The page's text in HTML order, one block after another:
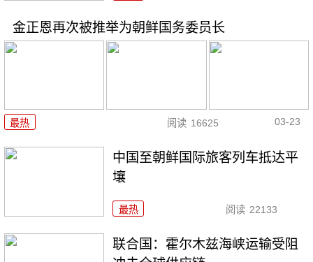
金正恩再次被推举为朝鲜国务委员长
最热 阅读 16625 03-23
中国至朝鲜国际旅客列车抵达平
壤
最热 阅读 22133
联合国：霍尔木兹海峡运输受阻